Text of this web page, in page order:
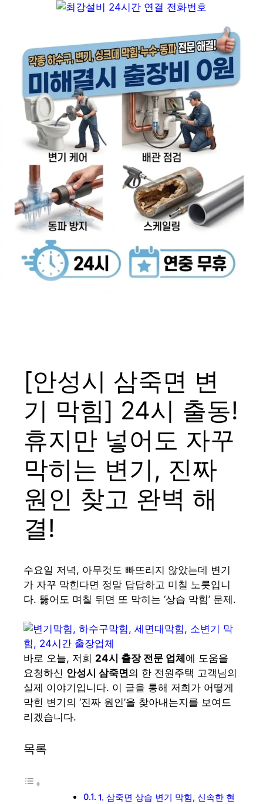
[안성시 삼죽면 변
기 막힘] 24시 출동!
휴지만 넣어도 자꾸
막히는 변기, 진짜
원인 찾고 완벽 해
결!
수요일 저녁, 아무것도 빠뜨리지 않았는데 변기
가 자꾸 막힌다면 정말 답답하고 미칠 노릇입니
다. 뚫어도 며칠 뒤면 또 막히는 ‘상습 막힘’ 문제.
바로 오늘, 저희 24시 출장 전문 업체 에 도움을
요청하신 안성시 삼죽면의 한 전원주택 고객님의
실제 이야기입니다. 이 글을 통해 저희가 어떻게
막힌 변기의 ‘진짜 원인’을 찾아내는지를 보여드
리겠습니다.
목록
1. 삼죽면 상습 변기 막힘, 신속한 현